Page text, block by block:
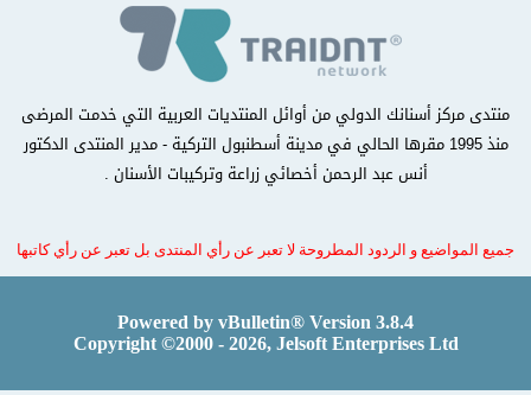
منتدى مركز أسنانك الدولي من أوائل المنتديات العربية التي خدمت المرضى
منذ 1995 مقرها الحالي في مدينة أسطنبول التركية - مدير المنتدى الدكتور
أنس عبد الرحمن أخصائي زراعة وتركيبات الأسنان .
جميع المواضيع و الردود المطروحة لا تعبر عن رأي المنتدى بل تعبر عن رأي كاتبها
Powered by vBulletin® Version 3.8.4
Copyright ©2000 - 2026, Jelsoft Enterprises Ltd